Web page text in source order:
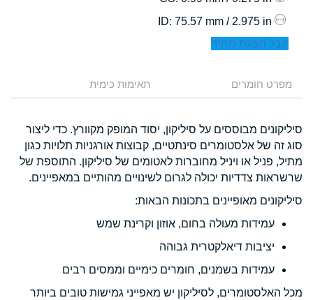
: 75.57 mm / 2.975 in
קבל הצעת מחיר
מפרט חומרים תאימות כימית
סיליקונים מבוססים על סיליקון, יסוד המופק מקוורץ. כדי ליצור
סוג זה של אלסטומרים סינתטיים, קבוצות אורגניות תלויות כגון
מתיל, פניל או ויניל מחוברות לאטומים של סיליקון. התוספת של
שרשראות צדדיות יכולה לגרום לשינויים מהותיים במאפיינים.
סיליקונים מאופיינים בתכונות הבאות:
עמידות מעולה בחום, אוזון וקרינת שמש
יציבות דיאלקטרית גבוהה
עמידות בשמנים, חומרים כימיים וממסים רבים
מכל האלסטומרים, לסיליקון יש מאפייני גמישות טובים ביותר